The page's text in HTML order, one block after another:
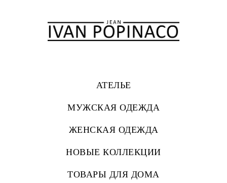
АТЕЛЬЕ
МУЖСКАЯ ОДЕЖДА
ЖЕНСКАЯ ОДЕЖДА
НОВЫЕ КОЛЛЕКЦИИ
ТОВАРЫ ДЛЯ ДОМА